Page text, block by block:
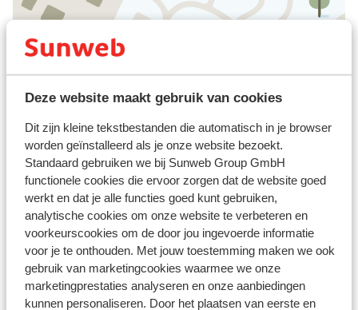
Deze website maakt gebruik van cookies
Dit zijn kleine tekstbestanden die automatisch in je browser
worden geïnstalleerd als je onze website bezoekt.
Standaard gebruiken we bij Sunweb Group GmbH
functionele cookies die ervoor zorgen dat de website goed
werkt en dat je alle functies goed kunt gebruiken,
analytische cookies om onze website te verbeteren en
voorkeurscookies om de door jou ingevoerde informatie
voor je te onthouden. Met jouw toestemming maken we ook
gebruik van marketingcookies waarmee we onze
marketingprestaties analyseren en onze aanbiedingen
kunnen personaliseren. Door het plaatsen van eerste en
Afstanden
In het centrum
Luchthaven: 185 km
Treinstation: 18 km
Skipiste: 300 m
Skipas, -les en verhuur
Skipas